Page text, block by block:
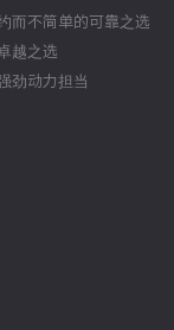
而不简单的可靠之选
越之选
劲动力担当